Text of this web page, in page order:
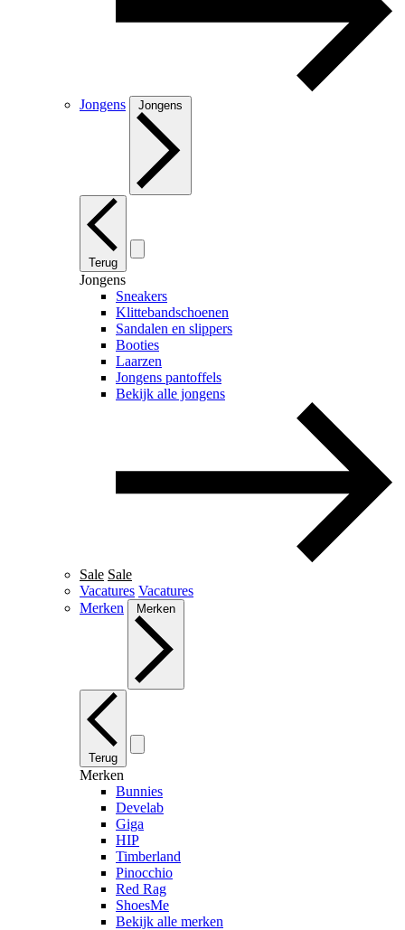
Jongens Jongens
Terug
Jongens
Sneakers
Klittebandschoenen
Sandalen en slippers
Booties
Laarzen
Jongens pantoffels
Bekijk alle jongens
Sale Sale
Vacatures Vacatures
Merken
Merken
Terug
Merken
Bunnies
Develab
Giga
HIP
Timberland
Pinocchio
Red Rag
ShoesMe
Bekijk alle merken